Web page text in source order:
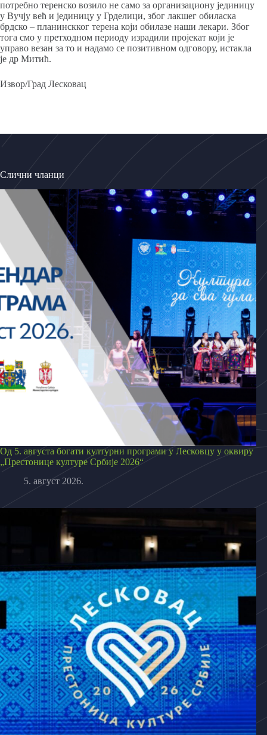
потребно теренско возило не само за организациону јединицу
у Вучју већ и јединицу у Грделици, због лакшег обиласка
брдско – планинскког терена који обилазе наши лекари. Због
тога смо у претходном периоду израдили пројекат који је
управо везан за то и надамо се позитивном одговору, истакла
је др Митић.
Извор/Град Лесковац
Слични чланци
Од 5. августа богати културни програми у Лесковцу у оквиру
„Престонице културе Србије 2026“
5. август 2026.